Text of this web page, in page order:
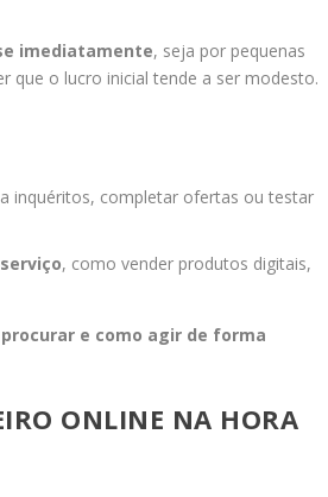
imediatamente, seja por pequenas
que o lucro inicial tende a ser modesto.
inquéritos, completar ofertas ou testar
, como vender produtos digitais,
e como agir de forma
ONLINE NA HORA